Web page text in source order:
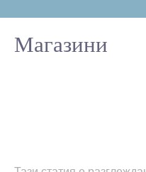
Магазини